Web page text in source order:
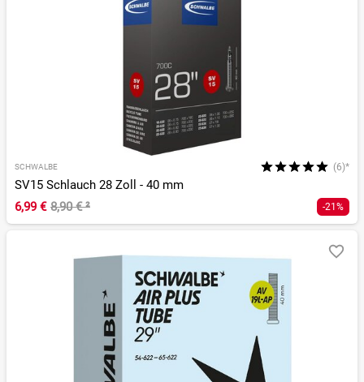
SCHWALBE (6)*
SV15 Schlauch 28 Zoll - 40 mm
6,99 € 8,90 €² -21%